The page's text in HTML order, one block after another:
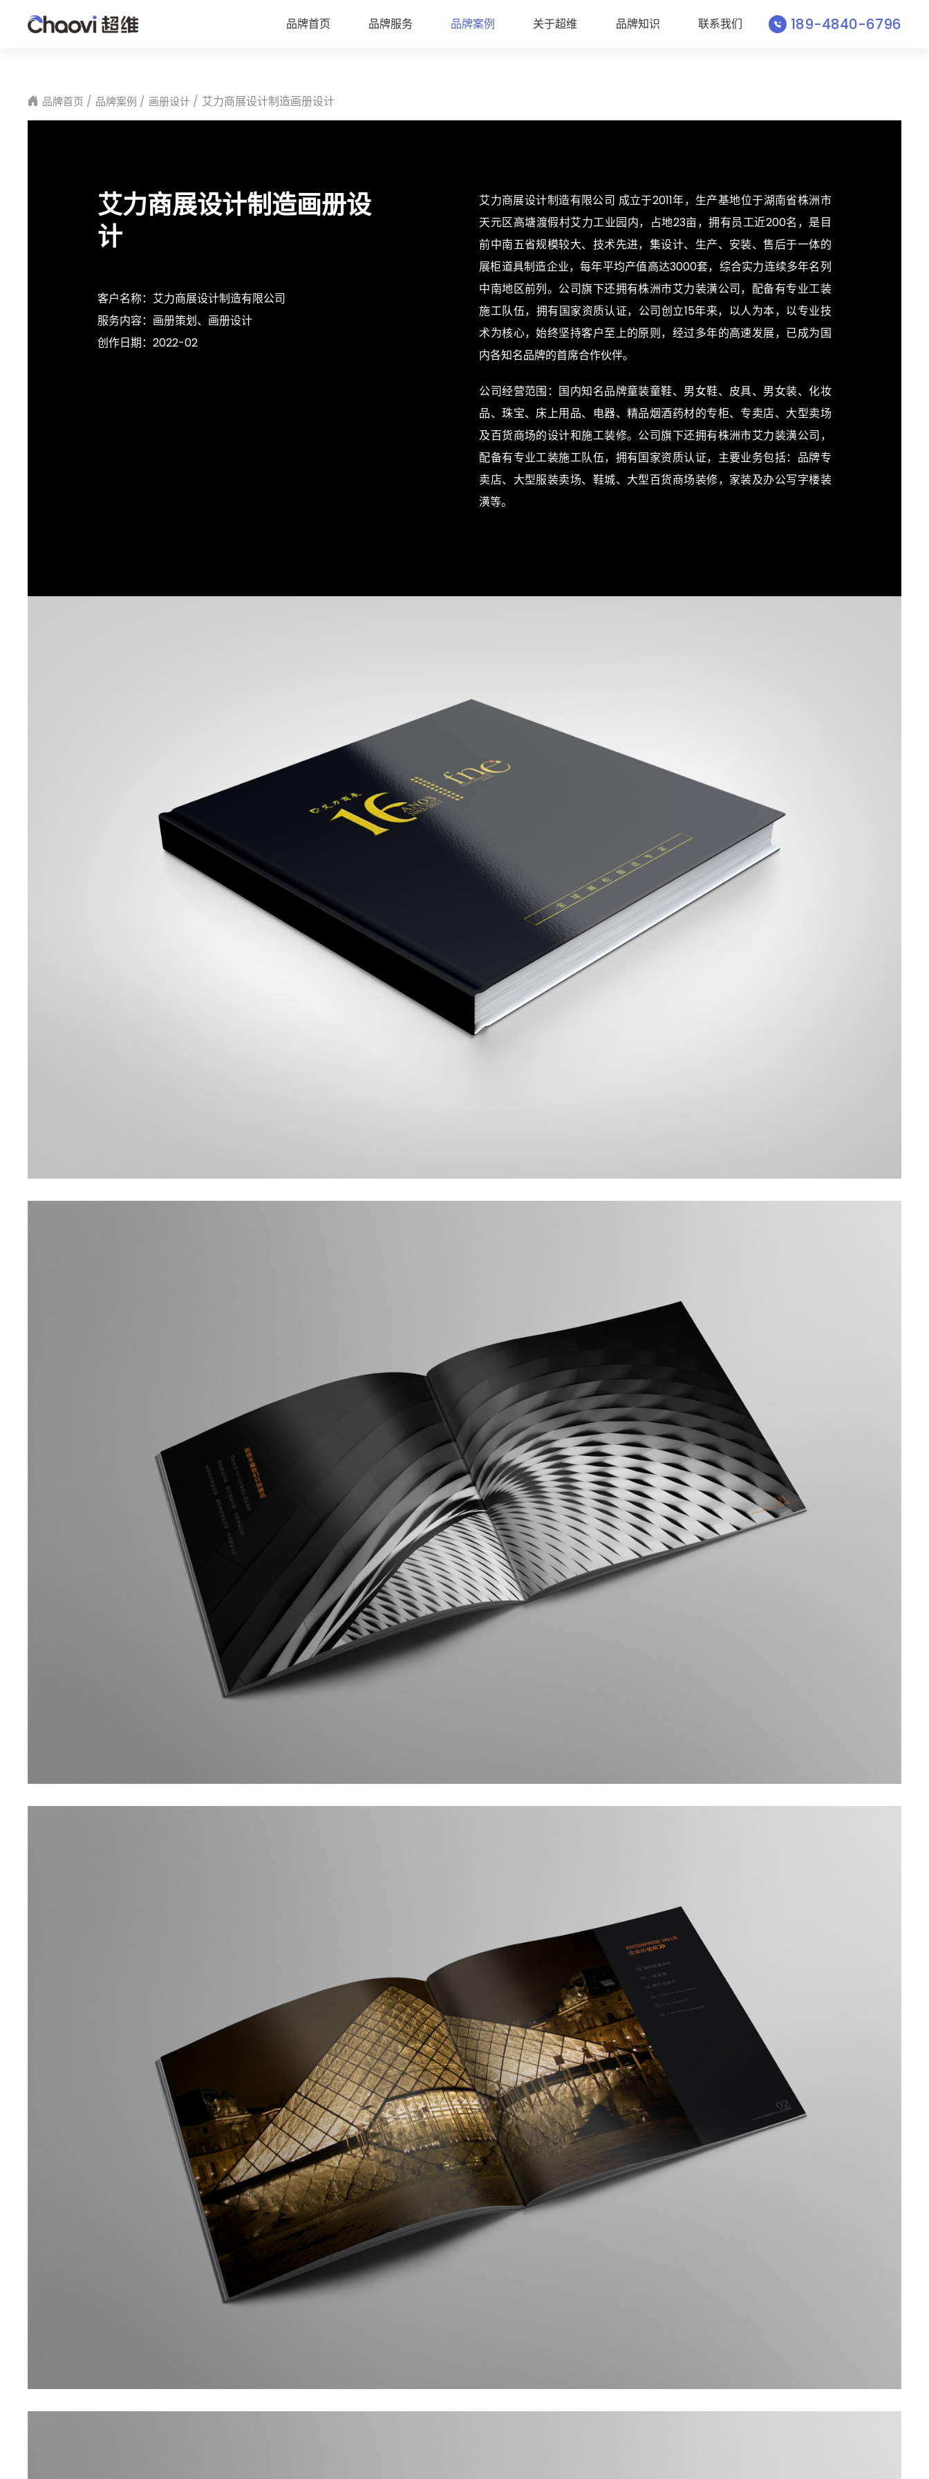
品牌首页 品牌服务 品牌案例 关于超维 品牌知识 联系我们 189-4840-6796
品牌首页 品牌案例 画册设计 艾力商展设计制造画册设计
艾力商展设计制造画册设
计
客户名称： 艾力商展设计制造有限公司
服务内容： 画册策划、画册设计
创作日期：2022-02
艾力商展设计制造有限公司 成立于2011年，生产基地位于湖南省株洲市
天元区高塘渡假村艾力工业园内，占地23亩，拥有员工近200名，是目
前中南五省规模较大、技术先进，集设计、生产、安装、售后于一体的
展柜道具制造企业，每年平均产值高达3000套，综合实力连续多年名列
中南地区前列。公司旗下还拥有株洲市艾力装潢公司，配备有专业工装
施工队伍，拥有国家资质认证，公司创立15年来，以人为本，以专业技
术为核心，始终坚持客户至上的原则，经过多年的高速发展，已成为国
内各知名品牌的首席合作伙伴。
公司经营范围：国内知名品牌童装童鞋、男女鞋、皮具、男女装、化妆
品、珠宝、床上用品、电器、精品烟酒药材的专柜、专卖店、大型卖场
及百货商场的设计和施工装修。公司旗下还拥有株洲市艾力装潢公司，
配备有专业工装施工队伍，拥有国家资质认证，主要业务包括：品牌专
卖店、大型服装卖场、鞋城、大型百货商场装修，家装及办公写字楼装
潢等。